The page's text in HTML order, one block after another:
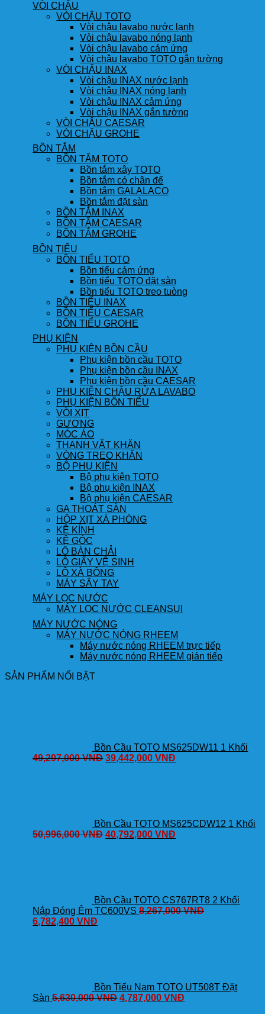
VÒI CHẬU
VÒI CHẬU TOTO
Vòi chậu lavabo nước lạnh
Vòi chậu lavabo nóng lạnh
Vòi chậu lavabo cảm ứng
Vòi chậu lavabo TOTO gắn tường
VÒI CHẬU INAX
Vòi chậu INAX nước lạnh
Vòi chậu INAX nóng lạnh
Vòi chậu INAX cảm ứng
Vòi chậu INAX gắn tường
VÒI CHẬU CAESAR
VÒI CHẬU GROHE
BỒN TẮM
BỒN TẮM TOTO
Bồn tắm xây TOTO
Bồn tắm có chân đế
Bồn tắm GALALACO
Bồn tắm đặt sàn
BỒN TẮM INAX
BỒN TẮM CAESAR
BỒN TẮM GROHE
BỒN TIỂU
BỒN TIỂU TOTO
Bồn tiểu cảm ứng
Bồn tiểu TOTO đặt sàn
Bồn tiểu TOTO treo tuòng
BỒN TIỂU INAX
BỒN TIỂU CAESAR
BỒN TIỂU GROHE
PHỤ KIỆN
PHỤ KIỆN BỒN CẦU
Phụ kiện bồn cầu TOTO
Phụ kiện bồn cầu INAX
Phụ kiện bồn cầu CAESAR
PHỤ KIỆN CHẬU RỬA LAVABO
PHỤ KIỆN BỒN TIỂU
VÒI XỊT
GƯƠNG
MÓC ÁO
THANH VẮT KHĂN
VÒNG TREO KHĂN
BỘ PHỤ KIỆN
Bộ phụ kiện TOTO
Bộ phụ kiện INAX
Bộ phụ kiện CAESAR
GA THOÁT SÀN
HỘP XỊT XÀ PHÒNG
KỆ KÍNH
KỆ GÓC
LÔ BÀN CHẢI
LÔ GIẤY VỆ SINH
LÔ XÀ BÔNG
MÁY SẤY TAY
MÁY LỌC NƯỚC
MÁY LỌC NƯỚC CLEANSUI
MÁY NƯỚC NÓNG
MÁY NƯỚC NÓNG RHEEM
Máy nước nóng RHEEM trực tiếp
Máy nước nóng RHEEM gián tiếp
SẢN PHẨM NỔI BẬT
Bồn Cầu TOTO MS625DW11 1 Khối
49,297,000VNĐ 39,442,000VNĐ
Bồn Cầu TOTO MS625CDW12 1 Khối
50,996,000VNĐ 40,792,000VNĐ
Bồn Cầu TOTO CS767RT8 2 Khối
Nắp Đóng Êm TC600VS 8,267,000VNĐ
6,782,400VNĐ
Bồn Tiểu Nam TOTO UT508T Đặt
Sàn 5,630,000VNĐ 4,787,000VNĐ